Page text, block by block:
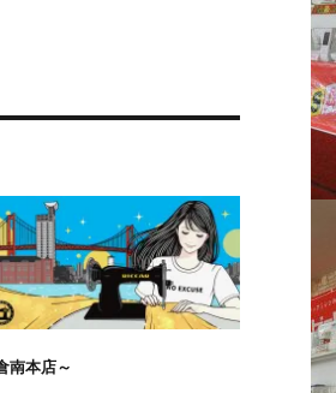
南本店～